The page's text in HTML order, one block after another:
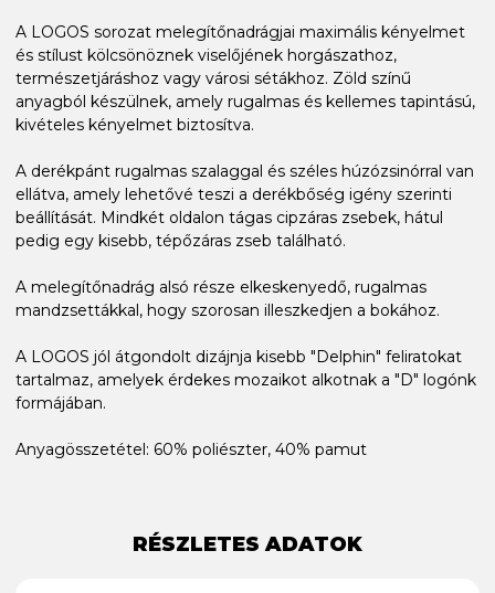
A LOGOS sorozat melegítőnadrágjai maximális kényelmet
és stílust kölcsönöznek viselőjének horgászathoz,
természetjáráshoz vagy városi sétákhoz. Zöld színű
anyagból készülnek, amely rugalmas és kellemes tapintású,
kivételes kényelmet biztosítva.
A derékpánt rugalmas szalaggal és széles húzózsinórral van
ellátva, amely lehetővé teszi a derékbőség igény szerinti
beállítását. Mindkét oldalon tágas cipzáras zsebek, hátul
pedig egy kisebb, tépőzáras zseb található.
A melegítőnadrág alsó része elkeskenyedő, rugalmas
mandzsettákkal, hogy szorosan illeszkedjen a bokához.
A LOGOS jól átgondolt dizájnja kisebb "Delphin" feliratokat
tartalmaz, amelyek érdekes mozaikot alkotnak a "D" logónk
formájában.
Anyagösszetétel: 60% poliészter, 40% pamut
RÉSZLETES ADATOK